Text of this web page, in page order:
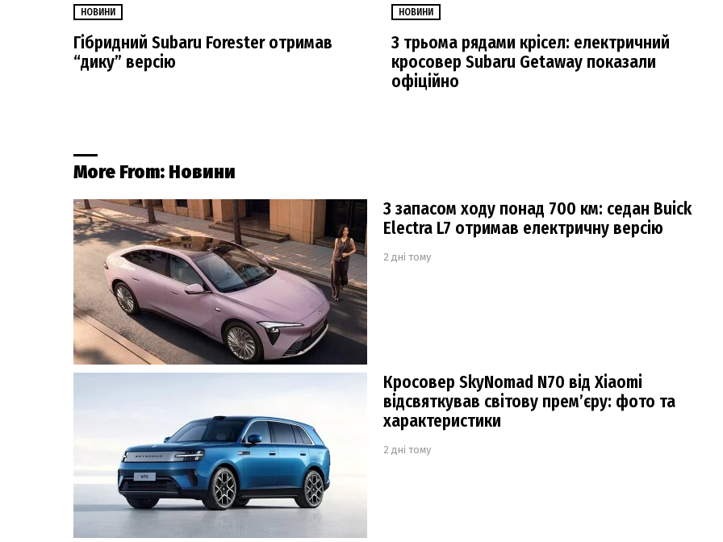
НОВИНИ
Гібридний Subaru Forester отримав
“дику” версію
НОВИНИ
З трьома рядами крісел: електричний
кросовер Subaru Getaway показали
офіційно
More From: Новини
З запасом ходу понад 700 км: седан Buick
Electra L7 отримав електричну версію
2 дні тому
Кросовер SkyNomad N70 від Xiaomi
відсвяткував світову прем’єру: фото та
характеристики
2 дні тому